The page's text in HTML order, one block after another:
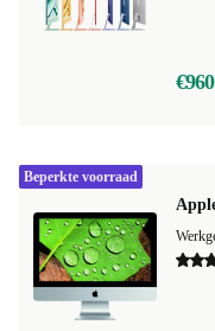
€960
Beperkte voorraad